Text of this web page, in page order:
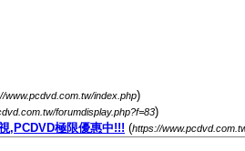
www.pcdvd.com.tw/index.php)
forumdisplay.php?f=83)
,PCDVD極限優惠中!!! (https://